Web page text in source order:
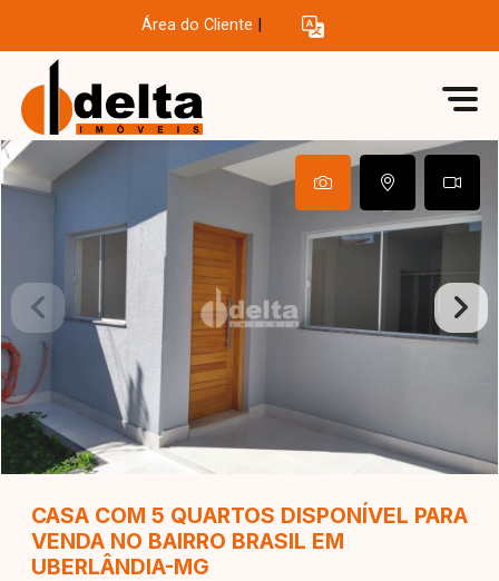
Área do Cliente
CASA COM 5 QUARTOS DISPONÍVEL PARA
VENDA NO BAIRRO BRASIL EM
UBERLÂNDIA-MG